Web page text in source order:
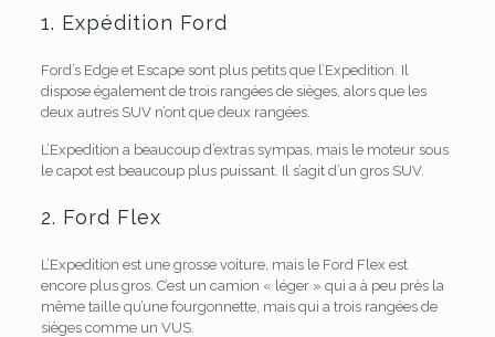
1. Expédition Ford
Ford’s Edge et Escape sont plus petits que l’Expedition. Il
dispose également de trois rangées de sièges, alors que les
deux autres SUV n’ont que deux rangées.
L’Expedition a beaucoup d’extras sympas, mais le moteur sous
le capot est beaucoup plus puissant. Il s’agit d’un gros SUV.
2. Ford Flex
L’Expedition est une grosse voiture, mais le Ford Flex est
encore plus gros. C’est un camion « léger » qui a à peu près la
même taille qu’une fourgonnette, mais qui a trois rangées de
sièges comme un VUS.